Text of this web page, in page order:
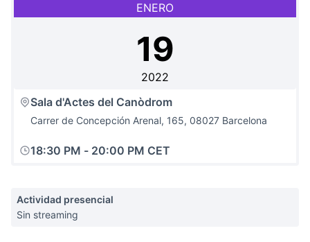
ENERO
19
2022
Sala d'Actes del Canòdrom
Carrer de Concepción Arenal, 165, 08027 Barcelona
18:30 PM - 20:00 PM CET
Actividad presencial
Sin streaming